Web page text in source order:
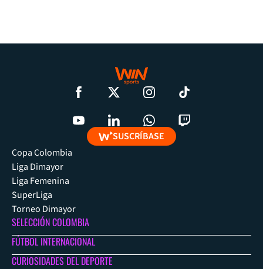
SUSCRÍBASE
Copa Colombia
Liga Dimayor
Liga Femenina
SuperLiga
Torneo Dimayor
SELECCIÓN COLOMBIA
FÚTBOL INTERNACIONAL
CURIOSIDADES DEL DEPORTE